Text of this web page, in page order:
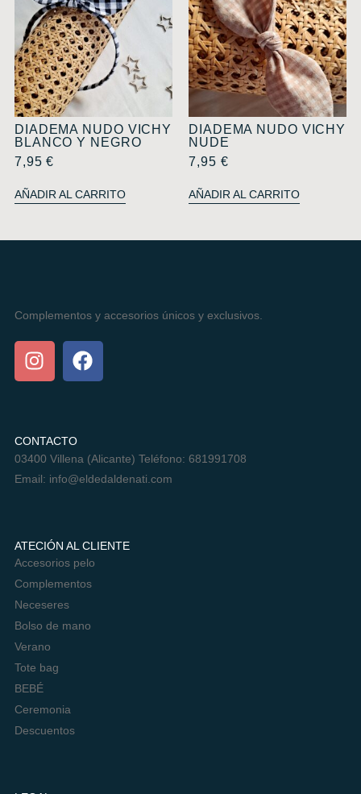
DIADEMA NUDO VICHY
BLANCO Y NEGRO
7,95€
AÑADIR AL CARRITO
DIADEMA NUDO VICHY
NUDE
7,95 €
AÑADIR AL CARRITO
Complementos y accesorios únicos y exclusivos.
CONTACTO
03400 Villena (Alicante) Teléfono: 681991708
Email: info@eldedaldenati.com
ATECIÓN AL CLIENTE
Accesorios pelo
Complementos
Neceseres
Bolso de mano
Verano
Tote bag
BEBÉ
Ceremonia
Descuentos